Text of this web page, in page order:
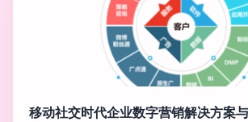
移动社交时代企业数字营销解决方案